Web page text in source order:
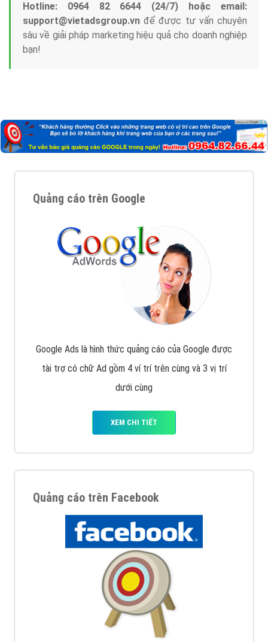
Hotline: 0964 82 6644 (24/7) hoặc email:
support@vietadsgroup.vn để được tư vấn chuyên
sâu về giải pháp marketing hiệu quả cho doanh nghiệp
bạn!
Quảng cáo trên Google
Google Ads là hình thức quảng cáo của Google được
tài trợ có chữ Ad gồm 4 ví trí trên cùng và 3 vị trí
dưới cùng
XEM CHI TIẾT
Quảng cáo trên Facebook